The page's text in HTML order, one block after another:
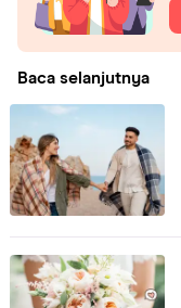
Baca selanjutnya